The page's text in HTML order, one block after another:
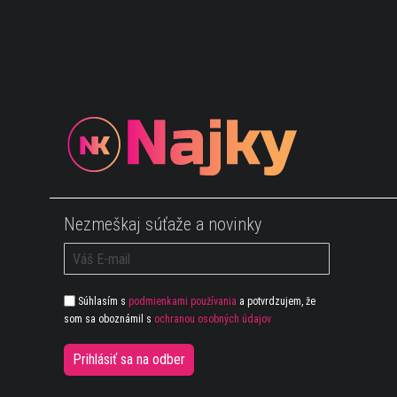
Nezmeškaj súťaže a novinky
Súhlasím s podmienkami používania a potvrdzujem, že
som sa oboznámil s ochranou osobných údajov
Prihlásiť sa na odber